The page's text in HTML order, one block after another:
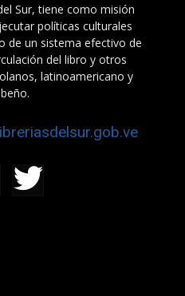
Sur, tiene como misión
políticas culturales
de un sistema efectivo de
del libro y otros
latinoamericano y